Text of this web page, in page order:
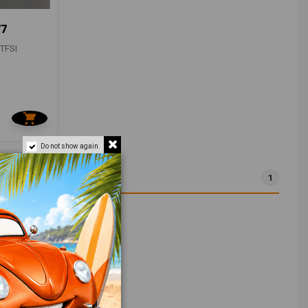
1
Do not show again.